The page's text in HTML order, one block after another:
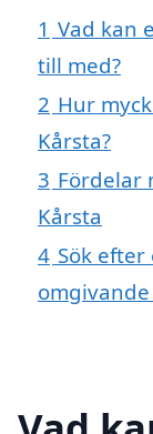
1 Vad kan
till med?
2 Hur
Kårsta?
3 Fördelar
Kårsta
4 Sök